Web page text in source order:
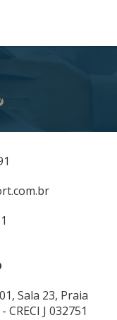
Sala 23, Praia
J 032751